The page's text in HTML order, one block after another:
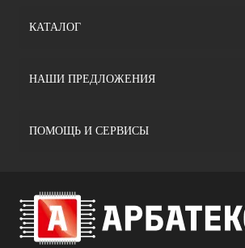
КАТАЛОГ
НАШИ ПРЕДЛОЖЕНИЯ
ПОМОЩЬ И СЕРВИСЫ